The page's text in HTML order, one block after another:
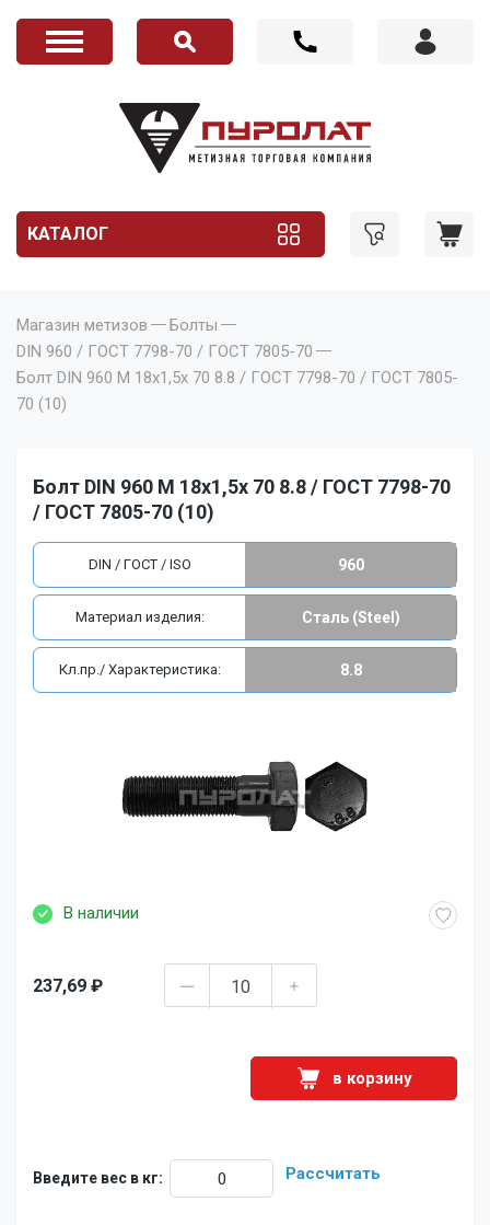
КАТАЛОГ
Магазин метизов
Болты
DIN 960 / ГОСТ 7798-70 / ГОСТ 7805-70
Болт DIN 960 M 18x1,5x 70 8.8 / ГОСТ 7798-70 / ГОСТ 7805-
70 (10)
Болт DIN 960 M 18x1,5x 70 8.8 / ГОСТ 7798-70
/ ГОСТ 7805-70 (10)
В наличии
237,69 ₽
в корзину
Введите вес в кг: Рассчитать
DIN / ГОСТ / ISO 960
Материал изделия: Сталь (Steel)
Кл.пр./ Характеристика: 8.8